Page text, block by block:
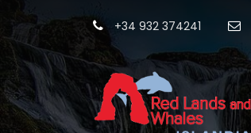
+34 932 374241